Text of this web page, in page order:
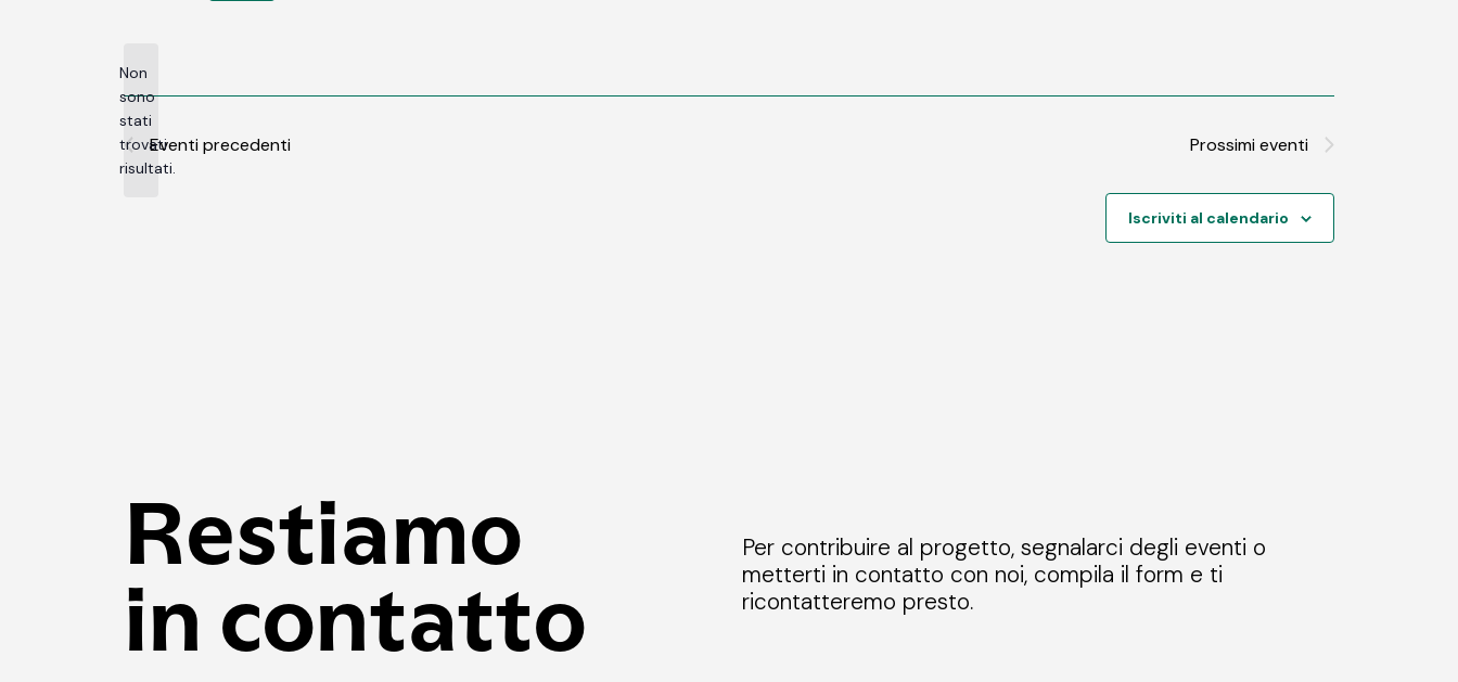
Notice
Non
sono
stati
trovati
risultati.
Eventi precedenti Prossimi eventi
Iscriviti al calendario
Restiamo
in contatto
Per contribuire al progetto, segnalarci degli eventi o
metterti in contatto con noi, compila il form e ti
ricontatteremo presto.